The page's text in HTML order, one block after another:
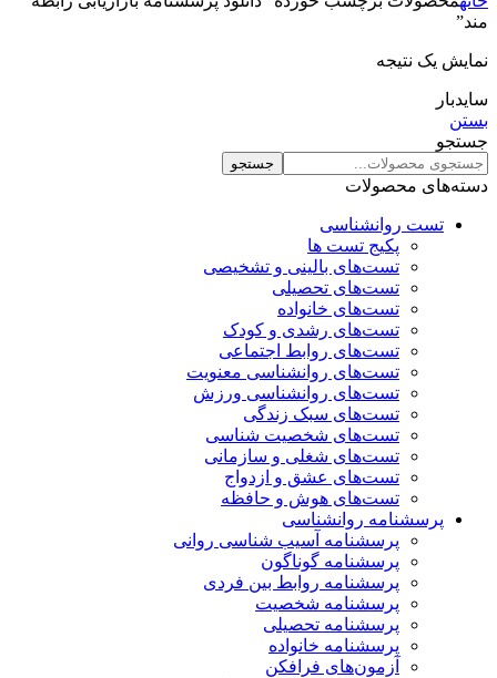
مند”
نمایش یک نتیجه
سایدبار
بستن
جستجو
جستجو
دسته‌های محصولات
تست روانشناسی
پکیج تست ها
تست‌های بالینی و تشخیصی
تست‌های تحصیلی
تست‌های خانواده
تست‌های رشدی و کودک
تست‌های روابط اجتماعی
تست‌های روانشناسی معنویت
تست‌های روانشناسی ورزش
تست‌های سبک زندگی
تست‌های شخصیت شناسی
تست‌های شغلی و سازمانی
تست‌های عشق و ازدواج
تست‌های هوش و حافظه
پرسشنامه روانشناسی
پرسشنامه آسیب شناسی روانی
پرسشنامه گوناگون
پرسشنامه روابط بین فردی
پرسشنامه شخصیت
پرسشنامه تحصیلی
پرسشنامه خانواده
آزمون‌های فرافکن